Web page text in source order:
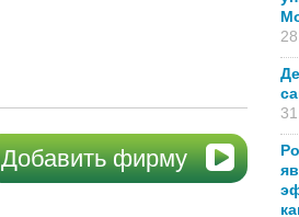
Добавить фирму